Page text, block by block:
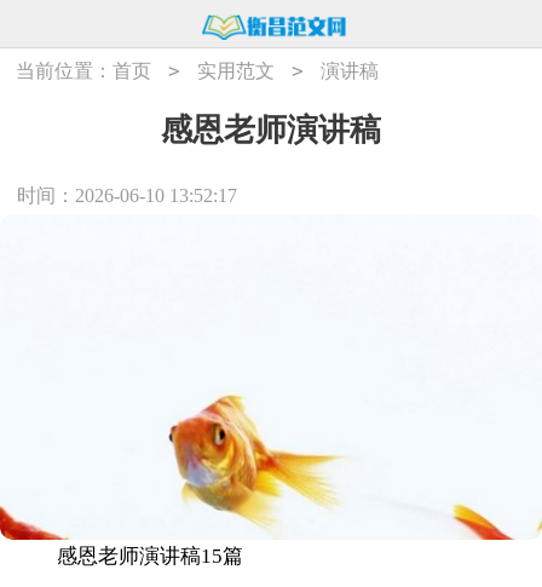
当前位置：首页 > 实用范文 > 演讲稿
感恩老师演讲稿
时间：2026-06-10 13:52:17
感恩老师演讲稿15篇